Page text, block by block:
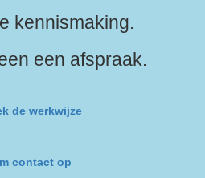
kennismaking.
een afspraak.
de werkwijze
contact op